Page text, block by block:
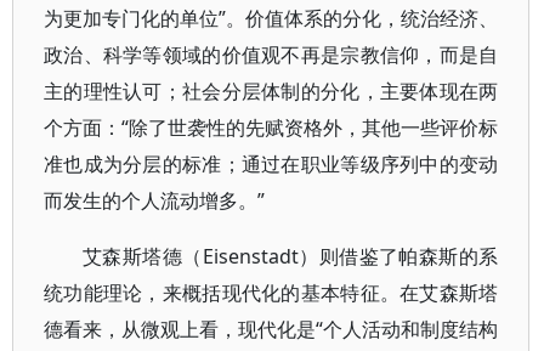
为更加专门化的单位”。价值体系的分化，统治经济、
政治、科学等领域的价值观不再是宗教信仰，而是自
主的理性认可；社会分层体制的分化，主要体现在两
个方面：“除了世袭性的先赋资格外，其他一些评价标
准也成为分层的标准；通过在职业等级序列中的变动
而发生的个人流动增多。”
艾森斯塔德（Eisenstadt）则借鉴了帕森斯的系
统功能理论，来概括现代化的基本特征。在艾森斯塔
德看来，从微观上看，现代化是“个人活动和制度结构